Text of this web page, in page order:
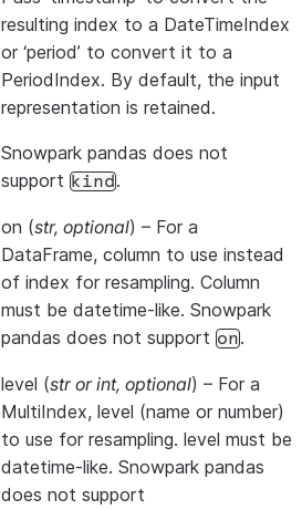
resulting index to a DateTimeIndex
or ‘period’ to convert it to a
PeriodIndex. By default, the input
representation is retained.
Snowpark pandas does not
support kind.
on (str, optional) – For a
DataFrame, column to use instead
of index for resampling. Column
must be datetime-like. Snowpark
pandas does not support on.
level (strorint, optional) – For a
MultiIndex, level (name or number)
to use for resampling. level must be
datetime-like. Snowpark pandas
does not support